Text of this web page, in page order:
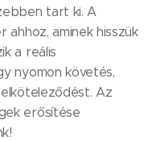
tart ki. A
ahhoz, aminek hisszük
a reális
nyomon követés,
Az
erősítése